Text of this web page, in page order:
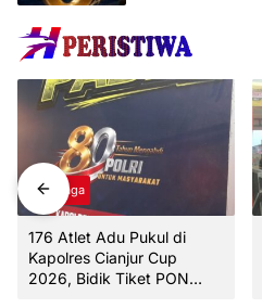
Olahraga
176 Atlet Adu Pukul di
Kapolres Cianjur Cup
2026, Bidik Tiket PON